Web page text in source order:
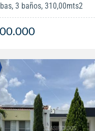
3 baños, 310,00mts2